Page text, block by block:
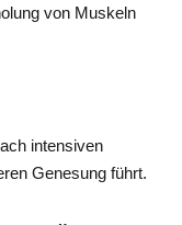
von Muskeln
intensiven
Genesung führt.